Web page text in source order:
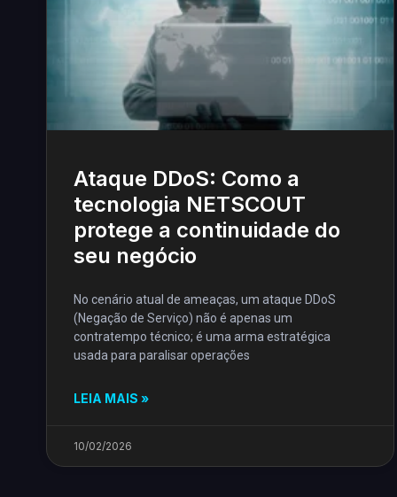
Ataque DDoS: Como a
tecnologia NETSCOUT
protege a continuidade do
seu negócio
No cenário atual de ameaças, um ataque DDoS
(Negação de Serviço) não é apenas um
contratempo técnico; é uma arma estratégica
usada para paralisar operações
LEIA MAIS »
10/02/2026